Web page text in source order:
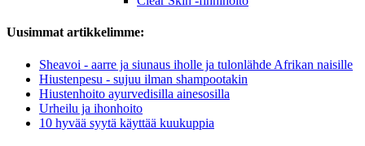
Uusimmat artikkelimme:
Sheavoi - aarre ja siunaus iholle ja tulonlähde Afrikan naisille
Hiustenpesu - sujuu ilman shampootakin
Hiustenhoito ayurvedisilla ainesosilla
Urheilu ja ihonhoito
10 hyvää syytä käyttää kuukuppia